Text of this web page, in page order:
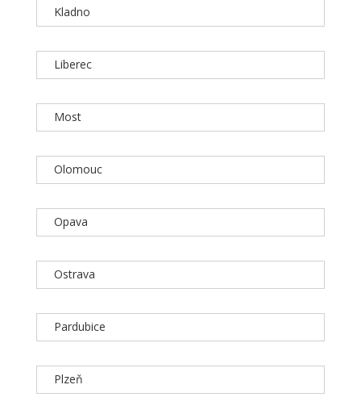
Kladno
Liberec
Most
Olomouc
Opava
Ostrava
Pardubice
Plzeň